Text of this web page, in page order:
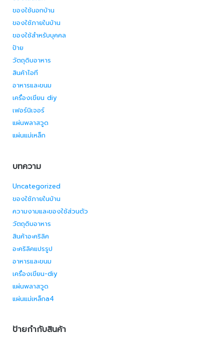
ของใช้นอกบ้าน
ของใช้ภายในบ้าน
ของใช้สำหรับบุคคล
ป้าย
วัตถุดิบอาหาร
สินค้าไอที
อาหารและขนม
เครื่องเขียน diy
เฟอร์นิเจอร์
แผ่นพลาสวูด
แผ่นแม่เหล็ก
บทความ
Uncategorized
ของใช้ภายในบ้าน
ความงามและของใช้ส่วนตัว
วัตถุดิบอาหาร
สินค้าอะคริลิค
อะคริลิคแปรรูป
อาหารและขนม
เครื่องเขียน-diy
แผ่นพลาสวูด
แผ่นแม่เหล็กa4
ป้ายกำกับสินค้า